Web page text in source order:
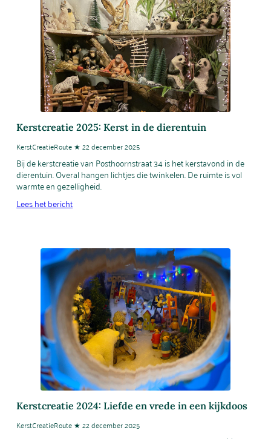
Kerstcreatie 2025: Kerst in de dierentuin
KerstCreatieRoute ★ 22 december 2025
Bij de kerstcreatie van Posthoornstraat 34 is het kerstavond in de
dierentuin. Overal hangen lichtjes die twinkelen. De ruimte is vol
warmte en gezelligheid.
Lees het bericht
Kerstcreatie 2024: Liefde en vrede in een kijkdoos
KerstCreatieRoute ★ 22 december 2025